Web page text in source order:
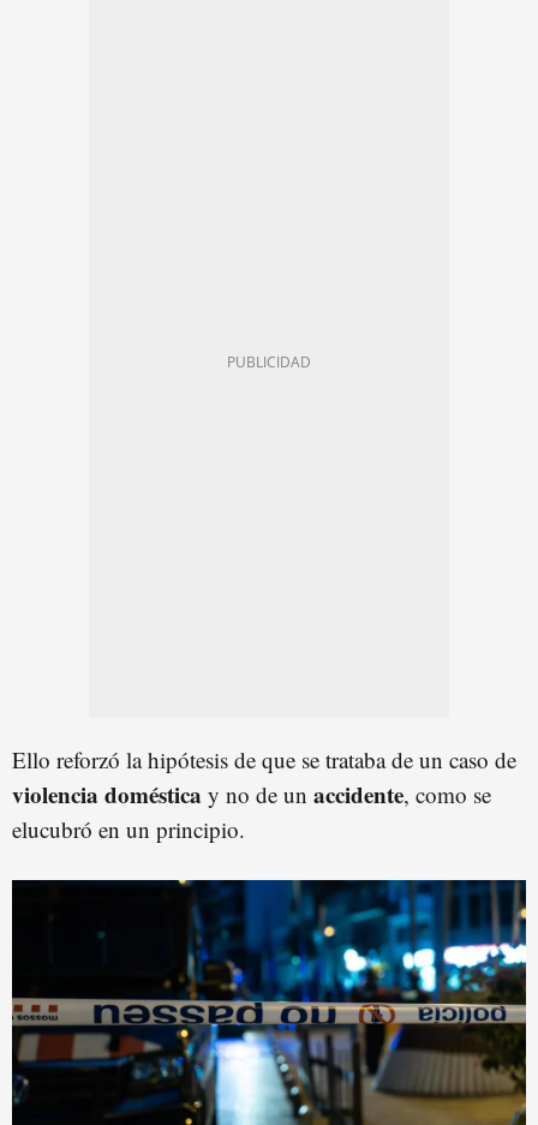
Ello reforzó la hipótesis de que se trataba de un caso de
violencia doméstica y no de un accidente, como se
elucubró en un principio.